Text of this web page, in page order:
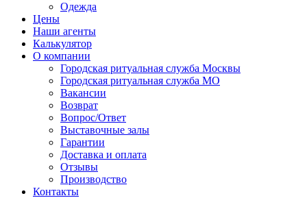
Одежда
Цены
Наши агенты
Калькулятор
О компании
Городская ритуальная служба Москвы
Городская ритуальная служба МО
Вакансии
Возврат
Вопрос/Ответ
Выставочные залы
Гарантии
Доставка и оплата
Отзывы
Производство
Контакты